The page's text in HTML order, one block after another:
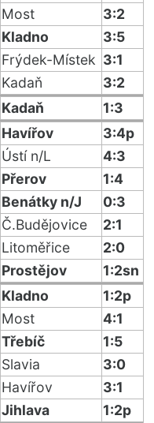
Most
3:2
Kladno
3:5
Frýdek-Místek 3:1
Kadaň
3:2
Kadaň
1:3
Havířov
3:4p
Ústí n/L
4:3
Přerov
1:4
Benátky n/J
0:3
Č.Budějovice
2:1
Litoměřice
2:0
Prostějov
1:2sn
Kladno
1:2p
Most
4:1
Třebíč
1:5
Slavia
3:0
Havířov
3:1
Jihlava
1:2p